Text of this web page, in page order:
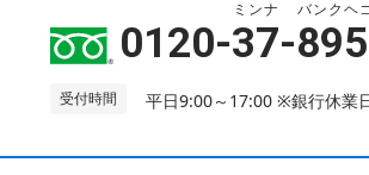
0120-37
ミンナ
-
バンクヘ
受付時間 平日9:00～17:00 ※銀行休業